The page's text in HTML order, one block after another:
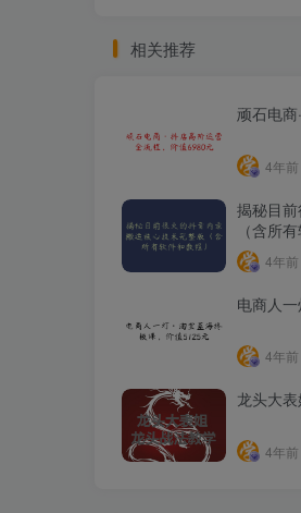
相关推荐
顽石电
4年前
揭秘目
（含所
4年前
电商人
4年前
龙头大
4年前